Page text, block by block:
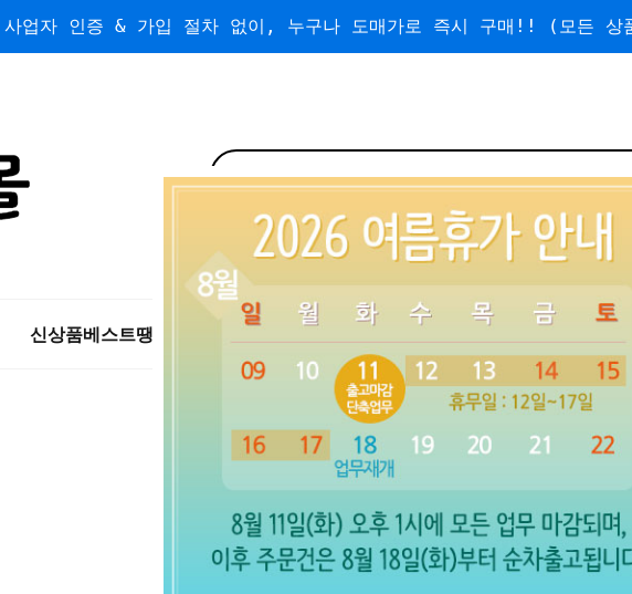
사업자 인증 & 가입 절차 없이, 누구나 도매가로 즉시 구매!! (모든 상
신상품베스트땡처리/왕도매
발목